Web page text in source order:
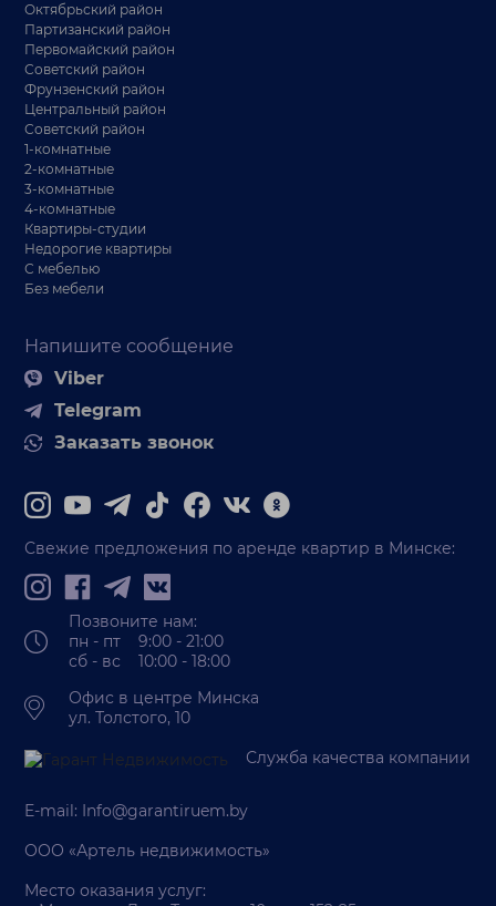
Напишите сообщение
Viber
Telegram
Заказать звонок
Октябрьский район
Партизанский район
Первомайский район
Советский район
Фрунзенский район
Центральный район
Советский район
1-комнатные
2-комнатные
3-комнатные
4-комнатные
Квартиры-студии
Недорогие квартиры
С мебелью
Без мебели
Свежие предложения по аренде квартир в Минске:
Позвоните нам:
пн - пт 9:00 - 21:00
сб - вс 10:00 - 18:00
Офис в центре Минска
ул. Толстого, 10
Служба качества компании
E-mail: Info@garantiruem.by
ООО «Артель недвижимость»
Место оказания услуг: